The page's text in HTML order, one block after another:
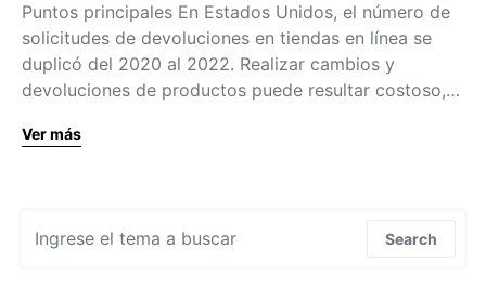
Puntos principales En Estados Unidos, el número de
solicitudes de devoluciones en tiendas en línea se
duplicó del 2020 al 2022. Realizar cambios y
devoluciones de productos puede resultar costoso,…
Ver más
Search